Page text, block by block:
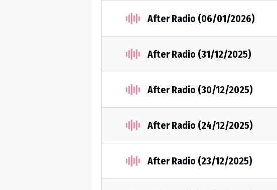
After Radio (06/01/2026)
After Radio (31/12/2025)
After Radio (30/12/2025)
After Radio (24/12/2025)
After Radio (23/12/2025)